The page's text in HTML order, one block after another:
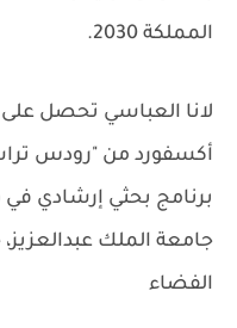
المملكة 2030.
لانا العباسي تحصل
أكسفورد من "رودس
برنامج بحثي إرشادي
جامعة الملك
الفضاء